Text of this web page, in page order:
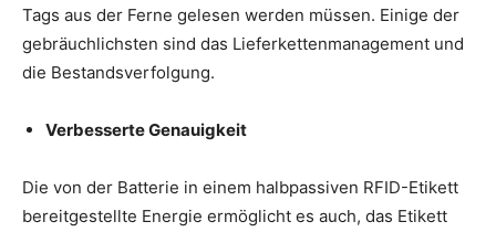
Tags aus der Ferne gelesen werden müssen. Einige der
gebräuchlichsten sind das Lieferkettenmanagement und
die Bestandsverfolgung.
Verbesserte Genauigkeit
Die von der Batterie in einem halbpassiven RFID-Etikett
bereitgestellte Energie ermöglicht es auch, das Etikett